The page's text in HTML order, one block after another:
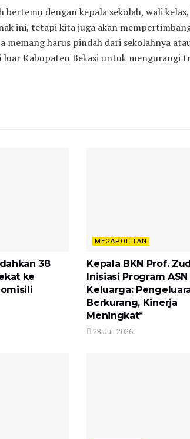
bertemu dengan kepala sekolah, wali
ini, tetapi kita juga akan
memang harus pindah dari sekolahnya
Kabupaten Bekasi untuk mengurangi
38
ke
MEGAPOLITAN
Kepala BKN Prof.
Inisiasi Program
Keluarga:
Berkurang, Kinerja
Meningkat*
23 Juli 2026